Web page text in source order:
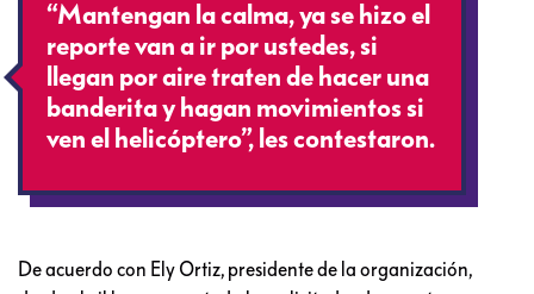
“Mantengan la calma, ya se hizo el
reporte van a ir por ustedes, si
llegan por aire traten de hacer una
banderita y hagan movimientos si
ven el helicóptero”, les contestaron.
De acuerdo con Ely Ortiz, presidente de la organización,